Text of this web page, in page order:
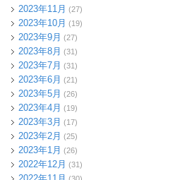
2023年11月 (27)
2023年10月 (19)
2023年9月 (27)
2023年8月 (31)
2023年7月 (31)
2023年6月 (21)
2023年5月 (26)
2023年4月 (19)
2023年3月 (17)
2023年2月 (25)
2023年1月 (26)
2022年12月 (31)